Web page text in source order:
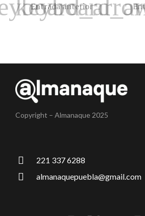
Entrada anterior
Copyright – Almanaque 2025
221 337 6288
almanaquepuebla@gmail.com